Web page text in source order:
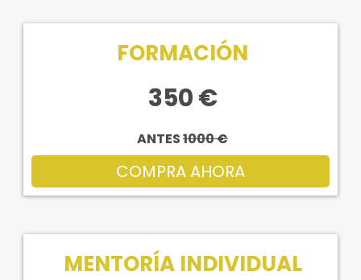
FORMACIÓN
350 €
ANTES1000 €
COMPRA AHORA
MENTORÍA INDIVIDUAL